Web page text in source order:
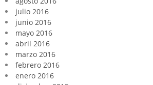
julio 2016
junio 2016
mayo 2016
abril 2016
marzo 2016
febrero 2016
enero 2016